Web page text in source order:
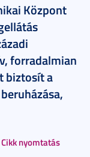
Központ
forradalmian
biztosít a
Cikk nyomtatás